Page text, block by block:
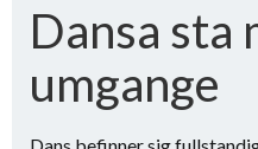
Dansa sta
umgange